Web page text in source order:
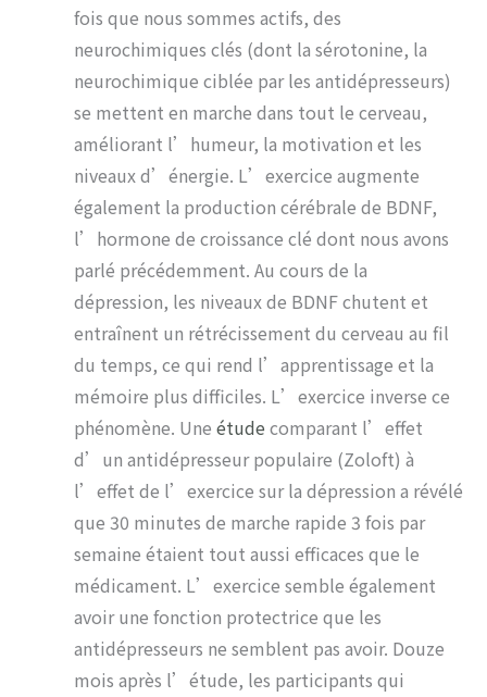
fois que nous sommes actifs, des
neurochimiques clés (dont la sérotonine, la
neurochimique ciblée par les antidépresseurs)
se mettent en marche dans tout le cerveau,
améliorant l’humeur, la motivation et les
niveaux d’énergie. L’exercice augmente
également la production cérébrale de BDNF,
l’hormone de croissance clé dont nous avons
parlé précédemment. Au cours de la
dépression, les niveaux de BDNF chutent et
entraînent un rétrécissement du cerveau au fil
du temps, ce qui rend l’apprentissage et la
mémoire plus difficiles. L’exercice inverse ce
phénomène. Une étude comparant l’effet
d’un antidépresseur populaire (Zoloft) à
l’effet de l’exercice sur la dépression a révélé
que 30 minutes de marche rapide 3 fois par
semaine étaient tout aussi efficaces que le
médicament. L’exercice semble également
avoir une fonction protectrice que les
antidépresseurs ne semblent pas avoir. Douze
mois après l’étude, les participants qui